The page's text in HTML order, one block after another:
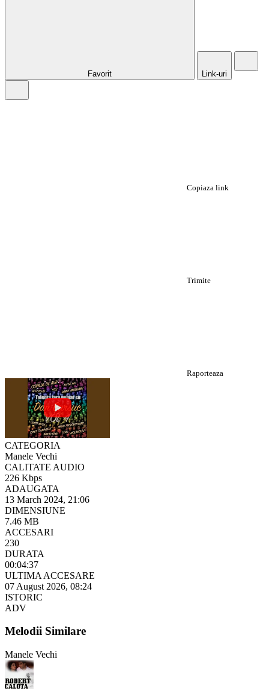
Favorit Link-uri
Copiaza link
Trimite
Raporteaza
CATEGORIA
Manele Vechi
CALITATE AUDIO
226 Kbps
ADAUGATA
13 March 2024, 21:06
DIMENSIUNE
7.46 MB
ACCESARI
230
DURATA
00:04:37
ULTIMA ACCESARE
07 August 2026, 08:24
ISTORIC
ADV
Melodii Similare
Manele Vechi